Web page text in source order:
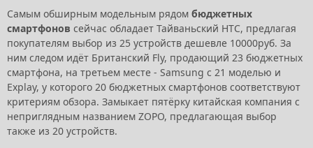
Самым обширным модельным рядом бюджетных
смартфонов сейчас обладает Тайваньский HTC, предлагая
покупателям выбор из 25 устройств дешевле 10000руб. За
ним следом идёт Британский Fly, продающий 23 бюджетных
смартфона, на третьем месте - Samsung с 21 моделью и
Explay, у которого 20 бюджетных смартфонов соответствуют
критериям обзора. Замыкает пятёрку китайская компания с
неприглядным названием ZOPO, предлагающая выбор
также из 20 устройств.